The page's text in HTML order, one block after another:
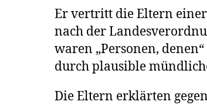
Er vertritt die Eltern
nach der
waren „Personen,
durch plausible
Die Eltern erklärten